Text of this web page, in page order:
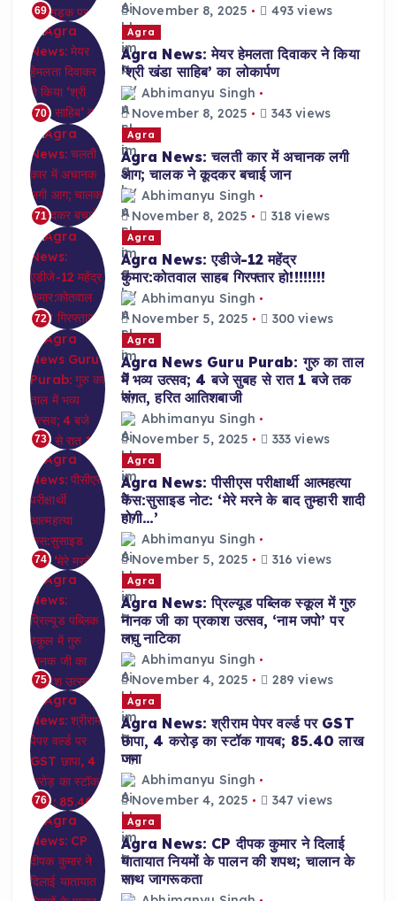
69
November 8, 2025
493 views
70
Agra
Agra News: मेयर हेमलता दिवाकर ने किया
‘श्री खंडा साहिब’ का लोकार्पण
Abhimanyu Singh
November 8, 2025
343 views
71
Agra
Agra News: चलती कार में अचानक लगी
आग; चालक ने कूदकर बचाई जान
Abhimanyu Singh
November 8, 2025
318 views
72
Agra
Agra News: एडीजे-12 महेंद्र
कुमार:कोतवाल साहब गिरफ्तार हो!!!!!!!!
Abhimanyu Singh
November 5, 2025
300 views
73
Agra
Agra News Guru Purab: गुरु का ताल
में भव्य उत्सव; 4 बजे सुबह से रात 1 बजे तक
संगत, हरित आतिशबाजी
Abhimanyu Singh
November 5, 2025
333 views
74
Agra
Agra News: पीसीएस परीक्षार्थी आत्महत्या
केस:सुसाइड नोट: ‘मेरे मरने के बाद तुम्हारी शादी
होगी…’
Abhimanyu Singh
November 5, 2025
316 views
75
Agra
Agra News: प्रिल्यूड पब्लिक स्कूल में गुरु
नानक जी का प्रकाश उत्सव, ‘नाम जपो’ पर
लघु नाटिका
Abhimanyu Singh
November 4, 2025
289 views
76
Agra
Agra News: श्रीराम पेपर वर्ल्ड पर GST
छापा, 4 करोड़ का स्टॉक गायब; 85.40 लाख
जमा
Abhimanyu Singh
November 4, 2025
347 views
Agra
Agra News: CP दीपक कुमार ने दिलाई
यातायात नियमों के पालन की शपथ; चालान के
साथ जागरूकता